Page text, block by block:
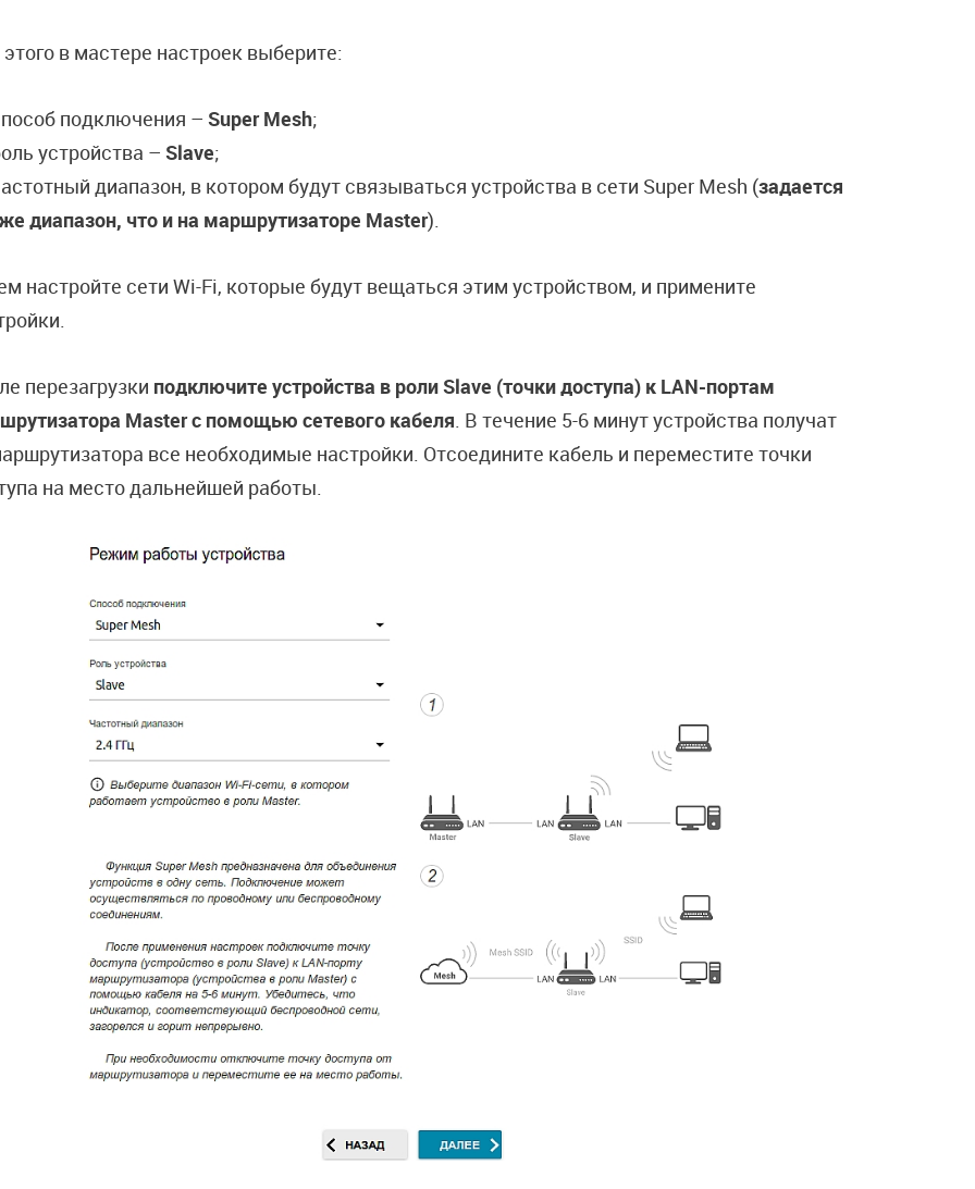
в мастере настроек выберите:
подключения – Super Mesh;
устройства – Slave;
диапазон, в котором будут связываться устройства в сети Super Mesh (задается
диапазон, что и на маршрутизаторе Master).
настройте сети Wi-Fi, которые будут вещаться этим устройством, и примените
перезагрузки подключите устройства в роли Slave (точки доступа) к LAN-портам
Master с помощью сетевого кабеля. В течение 5-6 минут устройства получат
все необходимые настройки. Отсоедините кабель и переместите точки
на место дальнейшей работы.